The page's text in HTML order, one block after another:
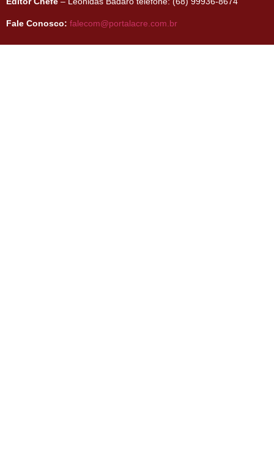
Fale Conosco: falecom@portalacre.com.br